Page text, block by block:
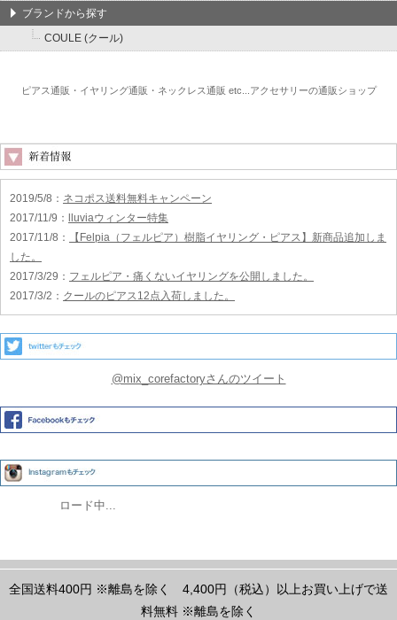
ブランドから探す
COULE (クール)
ピアス通販・イヤリング通販・ネックレス通販 etc...アクセサリーの通販ショップ
2019/5/8 ： ネコポス送料無料キャンペーン
2017/11/9 ：
lluviaウィンター特集
2017/11/8 ：
【Felpia（フェルピア）樹脂イヤリング・ピアス】新商品追加しま
した。
2017/3/29 ： フェルピア・痛くないイヤリングを公開しました。
2017/3/2 ： クールのピアス12点入荷しました。
@mix_corefactoryさんのツイート
ロード中...
全国送料400円 ※離島を除く
4,400円（税込）以上お買い上げで送
料無料 ※離島を除く